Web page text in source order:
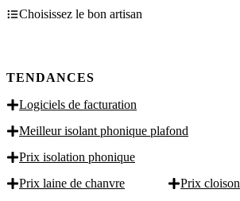
Choisissez le bon artisan
TENDANCES
Logiciels de facturation
Meilleur isolant phonique plafond
Prix isolation phonique
Prix laine de chanvre
Prix cloison